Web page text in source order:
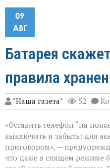
09
АВГ
Батарея
правила
"Наша газета" 52
«Оставить телефон “на
выключить и забыть: для
приговором», —
что даже в спящем режиме